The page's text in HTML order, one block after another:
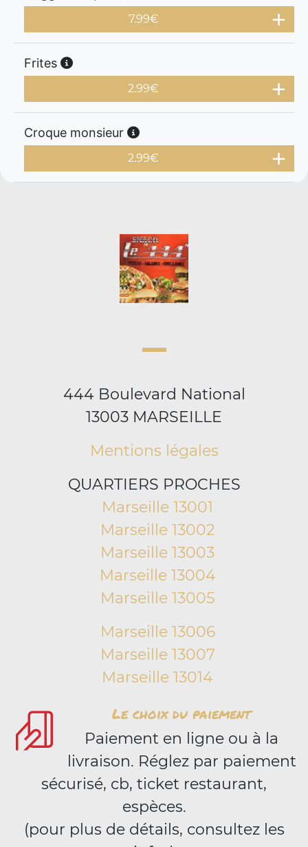
7.99€
Frites
2.99€
Croque monsieur
2.99€
444 Boulevard National
13003 MARSEILLE
Mentions légales
QUARTIERS PROCHES
Marseille 13001
Marseille 13002
Marseille 13003
Marseille 13004
Marseille 13005
Marseille 13006
Marseille 13007
Marseille 13014
Le choix du paiement
Paiement en ligne ou à la
livraison. Réglez par paiement
sécurisé, cb, ticket restaurant,
espèces.
(pour plus de détails, consultez les